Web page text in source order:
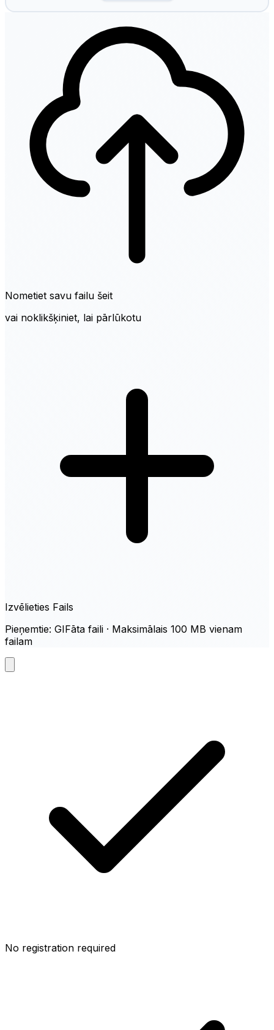
Nometiet savu failu šeit
vai noklikšķiniet, lai pārlūkotu
Izvēlieties Fails
Pieņemtie: GIFāta faili · Maksimālais 100 MB vienam
failam
No registration required